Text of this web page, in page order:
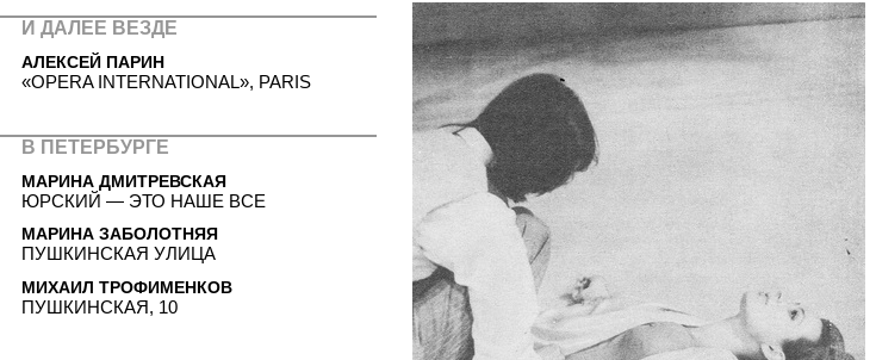
И ДАЛЕЕ ВЕЗДЕ
АЛЕКСЕЙ ПАРИН
«OPERA INTERNATIONAL», PARIS
В ПЕТЕРБУРГЕ
МАРИНА ДМИТРЕВСКАЯ
ЮРСКИЙ — ЭТО НАШЕ ВСЕ
МАРИНА ЗАБОЛОТНЯЯ
ПУШКИНСКАЯ УЛИЦА
МИХАИЛ ТРОФИМЕНКОВ
ПУШКИНСКАЯ, 10